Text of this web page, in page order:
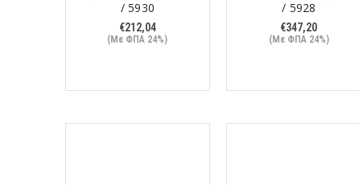
/ 5930
€212,04
(Με ΦΠΑ 24%)
/ 5928
€347,20
(Με ΦΠΑ 24%)